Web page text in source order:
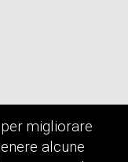
migliorare
alcune